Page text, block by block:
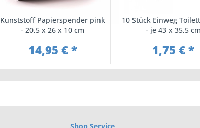
Kunststoff Papierspender pink
- 20,5 x 26 x 10 cm
14,95 € *
10 Stück Einweg
- je 43 x 35,5 cm
1,75 € *